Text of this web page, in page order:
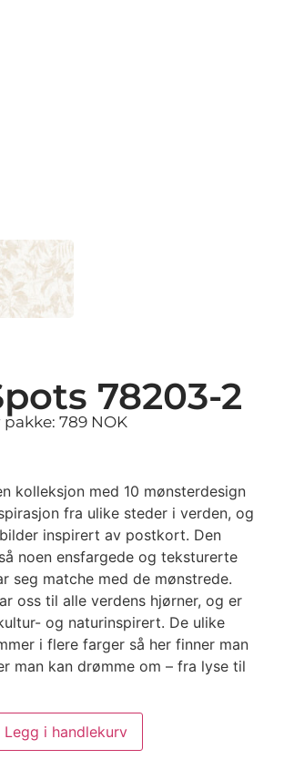
78203-2
789 NOK
kolleksjon med 10 mønsterdesign
fra ulike steder i verden, og
inspirert av postkort. Den
noen ensfargede og teksturerte
seg matche med de mønstrede.
oss til alle verdens hjørner, og er
og naturinspirert. De ulike
i flere farger så her finner man
man kan drømme om – fra lyse til
Legg i handlekurv